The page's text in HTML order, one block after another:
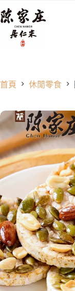
至
首頁 休閒零食